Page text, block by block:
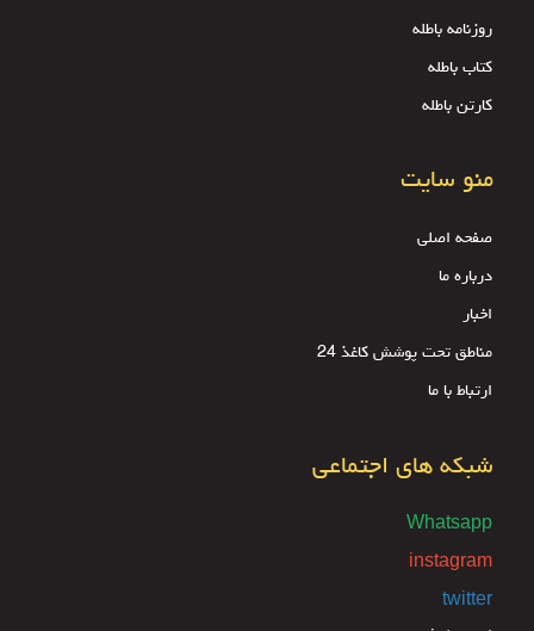
روزنامه باطله
کتاب باطله
کارتن باطله
منو سایت
صفحه اصلی
درباره ما
اخبار
مناطق تحت پوشش کاغذ 24
ارتباط با ما
شبکه های اجتماعی
Whatsapp
instagram
twitter